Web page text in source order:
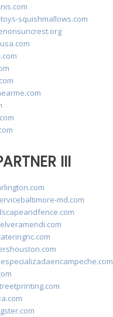
squishmallows.com
III
md.com